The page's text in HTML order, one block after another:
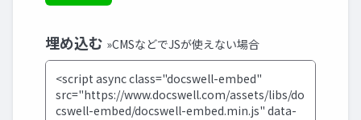
埋め込む »CMSなどでJSが使えない場合